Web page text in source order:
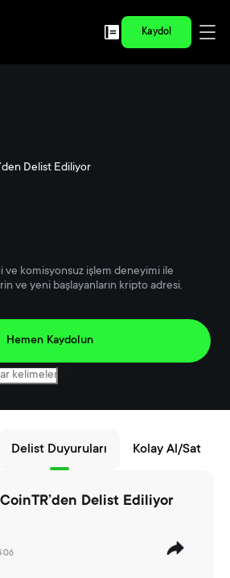
Kaydol
Delist Ediliyor
ve komisyonsuz işlem deneyimi ile
ve yeni başlayanların kripto adresi.
Hemen Kaydolun
Delist Duyuruları Kolay Al/Sat
Delist Ediliyor